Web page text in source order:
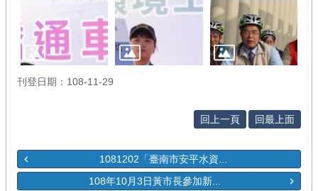
刊登日期：108-11-29
回上一頁 回最上面
1081202「臺南市安平水資...
108年10月3日黃市長參加新...